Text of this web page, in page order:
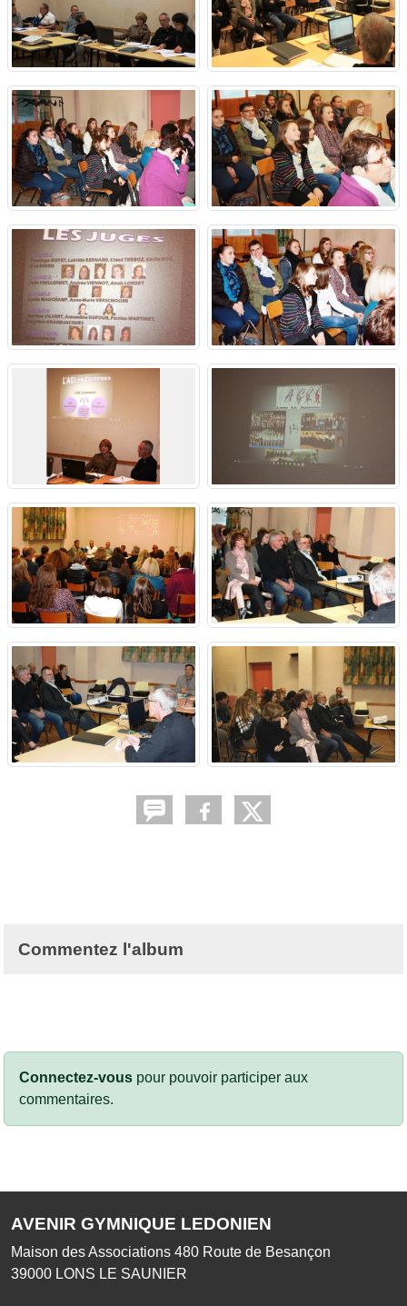
Commentez l'album
Connectez-vous pour pouvoir participer aux
commentaires.
AVENIR GYMNIQUE LEDONIEN
Maison des Associations 480 Route de Besançon
39000 LONS LE SAUNIER